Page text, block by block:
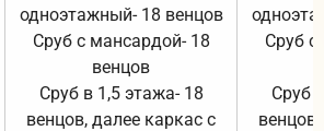
одноэтажный- 18 венцов
Сруб с мансардой- 18
венцов
Сруб в 1,5 этажа- 18
венцов, далее каркас с
Сруб с
Сруб